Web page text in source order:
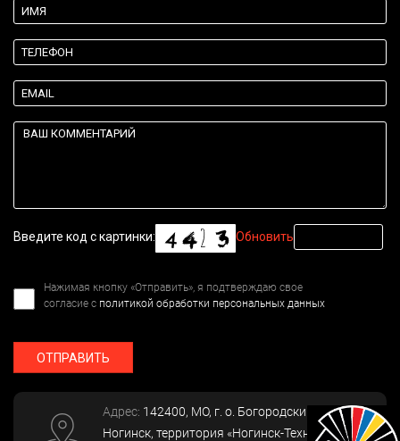
Введите код с картинки: Обновить
Нажимая кнопку «Отправить», я подтверждаю свое
согласие с политикой обработки персональных данных
ОТПРАВИТЬ
Адрес: 142400, МО, г. о. Богородский, г.
Ногинск, территория «Ногинск-Технопарк»,